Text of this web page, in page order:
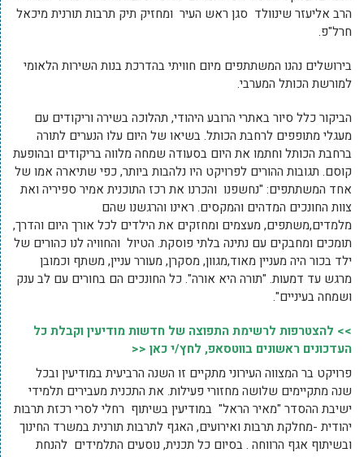
הרב אליעזר שינוולד סגן ראש העיר ומחזיק תיק תרבות תורנית מיכאל
חרל"פ.
בירושלים נהנו המשתתפים מיום חוויתי בהדרכת בנות השירות הלאומי
למורשת הכותל המערבי.
הביקור כלל סיור באתרי הרובע היהודי, תהלוכה בשירה וריקודים עם
מעגלי מתופפים לרחבת הכותל. בשיאו של היום עלו הנערים לתורה
ברחבת הכותל וחתמו את היום בסעודה שמחה מלווה בריקודים ובהופעת
קוסם. תגובות ההורים לפרויקט היו נלהבות ביותר, כפי שתיארה אמו של
אחד המשתתפים: "נחשפנו והכרנו את רכז התוכנית אמיר ספיריה ואת
צוות החונכים המדהים והמקסים. ראינו והרגשנו שהם
מלמדים,משתפים, מעצמים ומחזקים את הילדים לכל אורך היום והדרך,
תומכים ומחבקים עם נתינה בלתי פוסקת. הטיול והחוויה לנו כהורים של
ילד בכור היה מעניין מאוד,מגוון, מסקרן, מעורר עניין, משתף וכמובן
מרגש עד דמעות. "תורה היא אורה". כל החונכים הם בחורים עם לב ענק
ושמחה בעיניים".
>> להצטרפות לרשימת התפוצה של חדשות מודיעין וקבלת כל
העדכונים ראשונים בווטסאפ, לחץ/י כאן <<
פרויקט בר המצווה העירוני מתקיים זו השנה הרביעית במודיעין ובכל
שנה מתקיימים שלושה מחזורי פעילות. את התכנית מעבירים תלמידי
ישיבת ההסדר "מאיר הראל" במודיעין בשיתוף רחלי לסרי רכזת תרבות
יהודית -מחלקת תרבות ואירועים, האגף לתרבות תורנית במשרד החינוך
ובשיתוף אגף הרווחה . בסיום כל תכנית, נוסעים התלמידים להנחת